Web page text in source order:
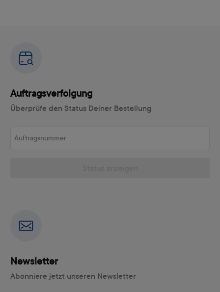
Auftragsverfolgung
Überprüfe den Status Deiner Bestellung
Newsletter
Abonniere jetzt unseren Newsletter